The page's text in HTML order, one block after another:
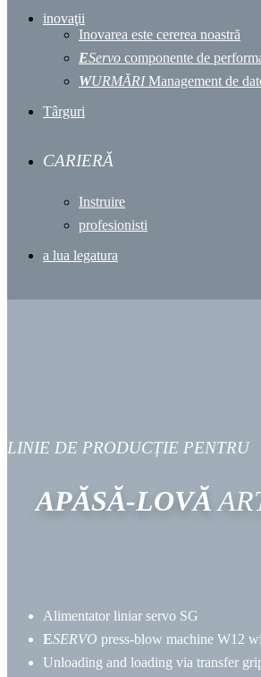
inovaţii
Inovarea este cererea noastră
EServo componente de
WURMĂRIManagement de
Târguri
CARIERĂ
Instruire
profesionisti
a lua legatura
LINIE DE PRODUCȚIE PENTRU
APĂSĂ-LOVĂ
Alimentator liniar servo SG
ESERVO press-blow machine W12
Unloading and loading via transfer